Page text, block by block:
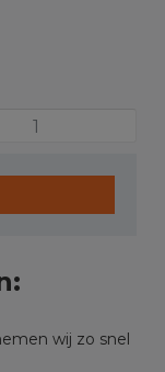
wij zo snel